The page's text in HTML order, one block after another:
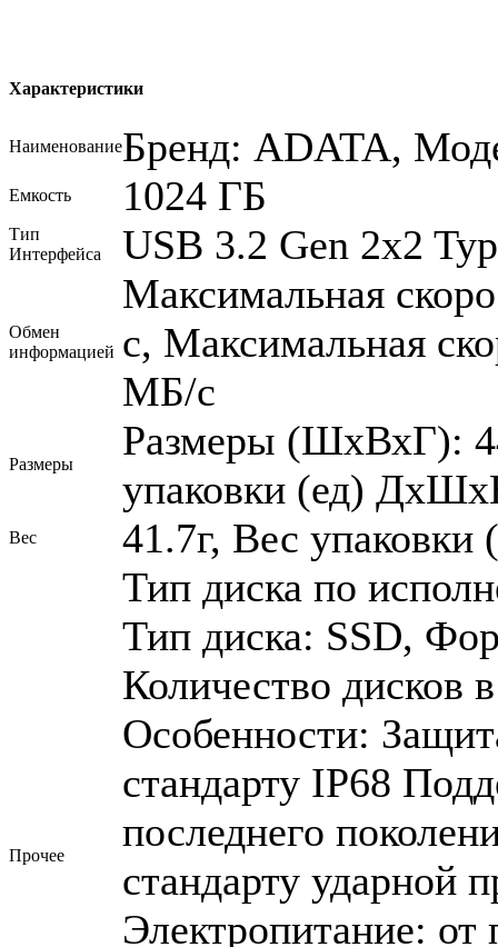
Характеристики
НаименованиеБренд: ADATA,
Емкость 1024 ГБ
Тип
Интерфейса
USB 3.2 Gen 2x2
Обмен
информацией
Максимальная
с, Максимальная
МБ/с
Размеры
Размеры (ШхВхГ):
упаковки (ед)
Вес 41.7г, Вес упаковки
Прочее
Тип диска по
Тип диска: SSD,
Количество дисков
Особенности:
стандарту IP68
последнего
стандарту ударной
Электропитание: